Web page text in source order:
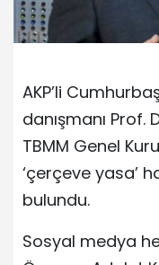
AKP’li
danışmanı Prof.
TBMM Genel
‘çerçeve yasa’
bulundu.
Sosyal medya